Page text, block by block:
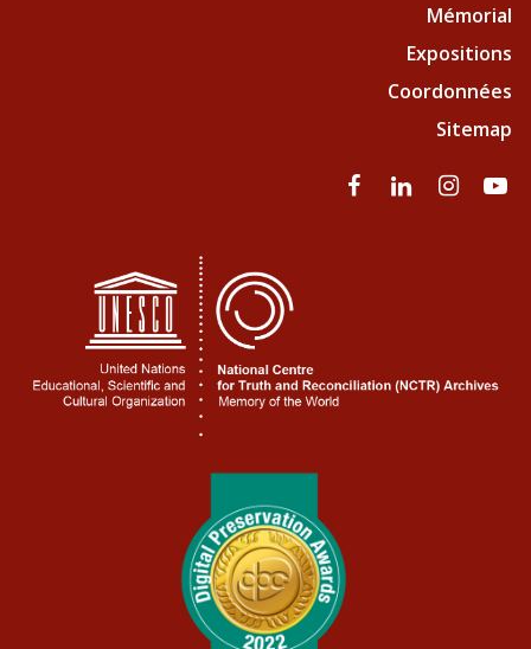
Mémorial
Expositions
Coordonnées
Sitemap